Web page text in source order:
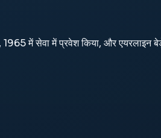
में सेवा में प्रवेश किया, और एयरलाइन बेड़े,